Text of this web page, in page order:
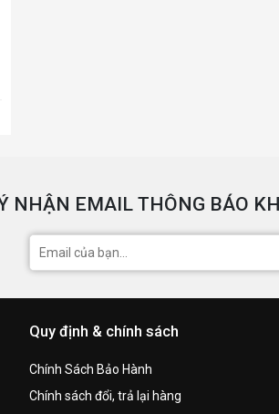
NHẬN EMAIL THÔNG BÁO
Quy định & chính sách
Chính Sách Bảo Hành
Chính sách đổi, trả lại hàng